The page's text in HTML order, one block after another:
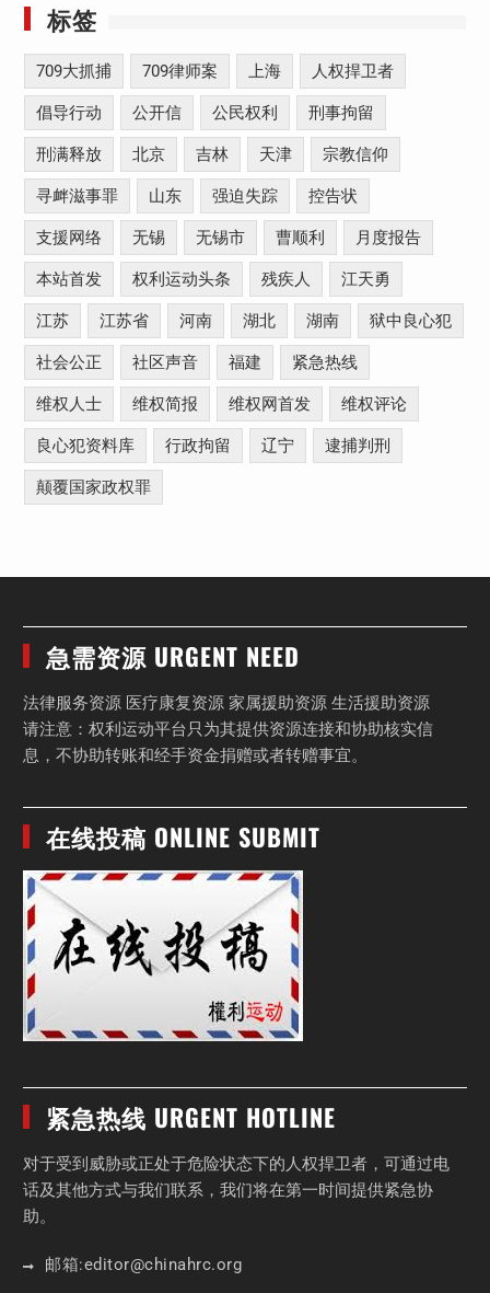
标签
709大抓捕 709律师案 上海 人权捍卫者
倡导行动 公开信 公民权利 刑事拘留
刑满释放 北京 吉林 天津 宗教信仰
寻衅滋事罪 山东 强迫失踪 控告状
支援网络 无锡 无锡市 曹顺利 月度报告
本站首发 权利运动头条 残疾人 江天勇
江苏 江苏省 河南 湖北 湖南 狱中良心犯
社会公正 社区声音 福建 紧急热线
维权人士 维权简报 维权网首发 维权评论
良心犯资料库 行政拘留 辽宁 逮捕判刑
颠覆国家政权罪
急需资源 URGENT NEED
法律服务资源 医疗康复资源 家属援助资源 生活援助资源
请注意：权利运动平台只为其提供资源连接和协助核实信
息，不协助转账和经手资金捐赠或者转赠事宜。
在线投稿 ONLINE SUBMIT
紧急热线 URGENT HOTLINE
对于受到威胁或正处于危险状态下的人权捍卫者，可通过电
话及其他方式与我们联系，我们将在第一时间提供紧急协
助。
邮箱:editor@chinahrc.org